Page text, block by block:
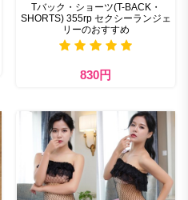
Tバック・ショーツ(T-BACK・
SHORTS) 355rp セクシーランジェ
リーのおすすめ
830円